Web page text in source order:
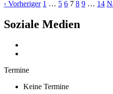
‹ Vorheriger 1 … 5 6 7 8 9 … 14
Soziale Medien
Termine
Keine Termine